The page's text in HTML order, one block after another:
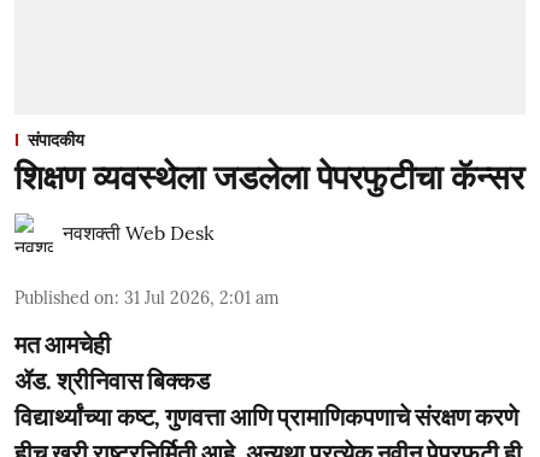
संपादकीय
शिक्षण व्यवस्थेला जडलेला पेपरफुटीचा कॅन्सर
नवशक्ती Web Desk
Published on: 31 Jul 2026, 2:01 am
मत आमचेही
ॲड. श्रीनिवास बिक्कड
विद्यार्थ्यांच्या कष्ट, गुणवत्ता आणि प्रामाणिकपणाचे संरक्षण करणे